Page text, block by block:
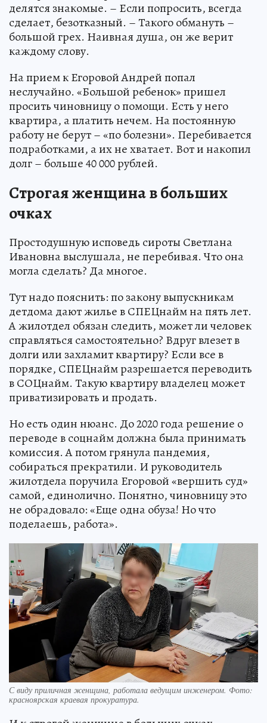
делятся знакомые. – Если попросить, всегда
сделает, безотказный. – Такого обмануть –
большой грех. Наивная душа, он же верит
каждому слову.
На прием к Егоровой Андрей попал
неслучайно. «Большой ребенок» пришел
просить чиновницу о помощи. Есть у него
квартира, а платить нечем. На постоянную
работу не берут – «по болезни». Перебивается
подработками, а их не хватает. Вот и накопил
долг – больше 40 000 рублей.
Строгая женщина в больших
очках
Простодушную исповедь сироты Светлана
Ивановна выслушала, не перебивая. Что она
могла сделать? Да многое.
Тут надо пояснить: по закону выпускникам
детдома дают жилье в СПЕЦнайм на пять лет.
А жилотдел обязан следить, может ли человек
справляться самостоятельно? Вдруг влезет в
долги или захламит квартиру? Если все в
порядке, СПЕЦнайм разрешается переводить
в СОЦнайм. Такую квартиру владелец может
приватизировать и продать.
Но есть один нюанс. До 2020 года решение о
переводе в соцнайм должна была принимать
комиссия. А потом грянула пандемия,
собираться прекратили. И руководитель
жилотдела поручила Егоровой «вершить суд»
самой, единолично. Понятно, чиновницу это
не обрадовало: «Еще одна обуза! Но что
поделаешь, работа».
С виду приличная женщина, работала ведущим инженером. Фото:
красноярская краевая прокуратура.